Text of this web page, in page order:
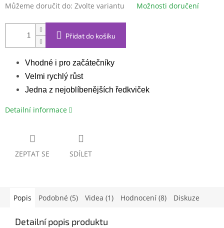
Můžeme doručit do: Zvolte variantu Možnosti doručení
Přidat do košíku
Vhodné i pro začátečníky
Velmi rychlý růst
Jedna z nejoblíbenějších ředkviček
Detailní informace
ZEPTAT SE SDÍLET
Popis Podobné (5) Videa (1) Hodnocení (8) Diskuze
Detailní popis produktu